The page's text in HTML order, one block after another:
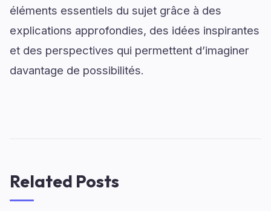
éléments essentiels du sujet grâce à des
explications approfondies, des idées inspirantes
et des perspectives qui permettent d’imaginer
davantage de possibilités.
Related Posts